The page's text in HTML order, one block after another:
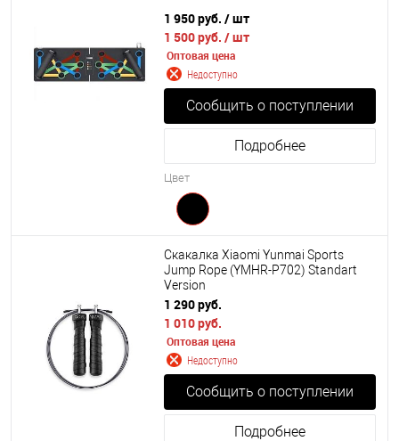
1 950 руб. / шт
1 500 руб. / шт
Оптовая цена
Недоступно
Сообщить о поступлении
Подробнее
Цвет
Скакалка Xiaomi Yunmai Sports
Jump Rope (YMHR-P702) Standart
Version
1 290 руб.
1 010 руб.
Оптовая цена
Недоступно
Сообщить о поступлении
Подробнее